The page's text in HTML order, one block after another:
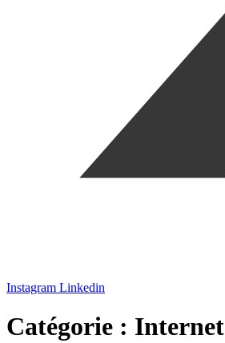
Instagram Linkedin
Catégorie : Internet